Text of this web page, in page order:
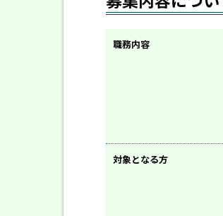
職務内容
対象となる方